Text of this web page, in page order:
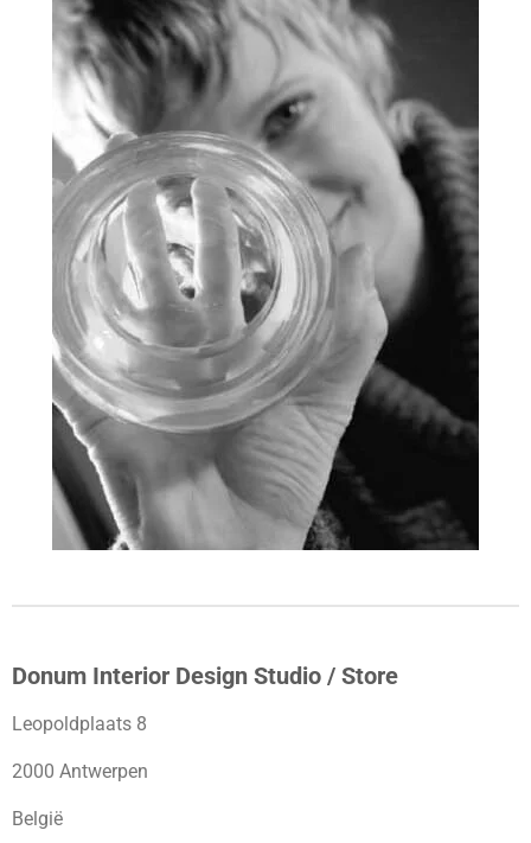
Donum Interior Design Studio / Store
Leopoldplaats 8
2000 Antwerpen
België